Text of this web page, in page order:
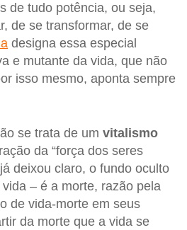
de tudo potência, ou seja,
de se transformar, de se
designa essa especial
e mutante da vida, que não
isso mesmo, aponta sempre
se trata de um vitalismo
da “força dos seres
já deixou claro, o fundo oculto
– é a morte, razão pela
de vida-morte em seus
da morte que a vida se